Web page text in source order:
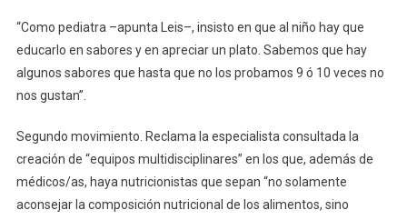
“Como pediatra –apunta Leis–, insisto en que al niño hay que
educarlo en sabores y en apreciar un plato. Sabemos que hay
algunos sabores que hasta que no los probamos 9 ó 10 veces no
nos gustan”.
Segundo movimiento. Reclama la especialista consultada la
creación de “equipos multidisciplinares” en los que, además de
médicos/as, haya nutricionistas que sepan “no solamente
aconsejar la composición nutricional de los alimentos, sino